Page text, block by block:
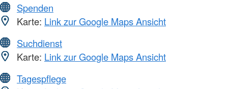
Spenden
Karte: Link zur Google Maps Ansicht
Suchdienst
Karte: Link zur Google Maps Ansicht
Tagespflege